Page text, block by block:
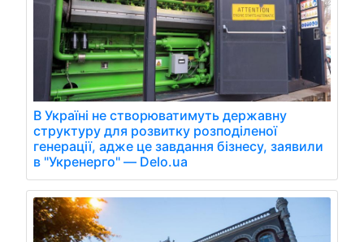
В Україні не створюватимуть державну
структуру для розвитку розподіленої
генерації, адже це завдання бізнесу, заявили
в "Укренерго" — Delo.ua